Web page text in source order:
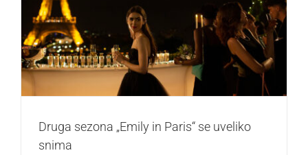
Druga sezona „Emily in Paris“ se uveliko snima
Život i zabava
Druga sezona „Emily in Paris“ se uveliko
snima